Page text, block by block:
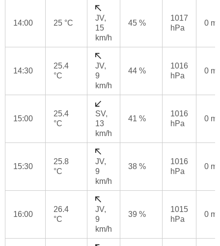
14:00 25 °C
JV,
15
km/h
45 %
1017
hPa
0
14:30
25.4
°C
JV,
9
km/h
44 %
1016
hPa
0
15:00
25.4
°C
SV,
13
km/h
41 %
1016
hPa
0
15:30
25.8
°C
JV,
9
km/h
38 %
1016
hPa
0
16:00
26.4
°C
JV,
9
km/h
39 %
1015
hPa
0